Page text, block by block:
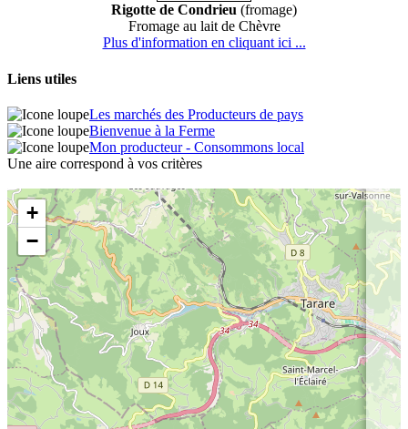
Rigotte de Condrieu (fromage)
Fromage au lait de Chèvre
Plus d'information en cliquant ici ...
Liens utiles
Les marchés des Producteurs de pays
Bienvenue à la Ferme
Mon producteur - Consommons local
Une aire correspond à vos critères
+
−